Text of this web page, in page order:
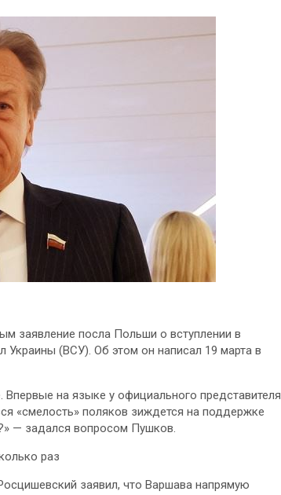
заявление посла Польши о вступлении в
Украины (ВСУ). Об этом он написал 19 марта в
на языке у официального представителя
«смелость» поляков зиждется на поддержке
— задался вопросом Пушков.
раз
заявил, что Варшава напрямую